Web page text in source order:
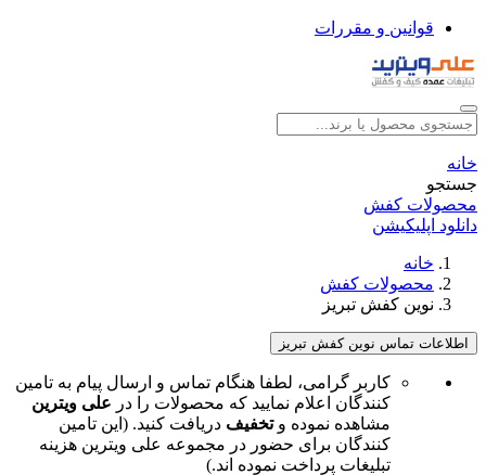
قوانین و مقررات
خانه
جستجو
محصولات کفش
دانلود اپلیکیشن
خانه
محصولات کفش
نوین کفش تبریز
اطلاعات تماس نوین کفش تبریز
کاربر گرامی، لطفا هنگام تماس و ارسال پیام به تامین
کنندگان اعلام نمایید که محصولات را در علی ویترین
مشاهده نموده وتخفیف دریافت کنید. (این تامین
کنندگان برای حضور در مجموعه علی ویترین هزینه
تبلیغات پرداخت نموده اند.)